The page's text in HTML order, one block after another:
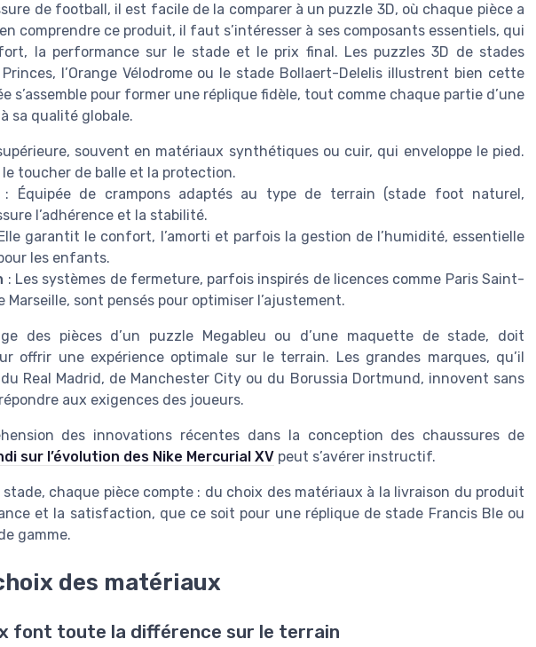
de football, il est facile de la comparer à un puzzle 3D, où chaque pièce a
comprendre ce produit, il faut s’intéresser à ses composants essentiels, qui
la performance sur le stade et le prix final. Les puzzles 3D de stades
l’Orange Vélodrome ou le stade Bollaert-Delelis illustrent bien cette
s’assemble pour former une réplique fidèle, tout comme chaque partie d’une
sa qualité globale.
souvent en matériaux synthétiques ou cuir, qui enveloppe le pied.
toucher de balle et la protection.
: Équipée de crampons adaptés au type de terrain (stade foot naturel,
l’adhérence et la stabilité.
garantit le confort, l’amorti et parfois la gestion de l’humidité, essentielle
les enfants.
: Les systèmes de fermeture, parfois inspirés de licences comme Paris Saint-
Marseille, sont pensés pour optimiser l’ajustement.
des pièces d’un puzzle Megableu ou d’une maquette de stade, doit
offrir une expérience optimale sur le terrain. Les grandes marques, qu’il
du Real Madrid, de Manchester City ou du Borussia Dortmund, innovent sans
aux exigences des joueurs.
des innovations récentes dans la conception des chaussures de
sur l’évolution des Nike Mercurial XV peut s’avérer instructif.
chaque pièce compte : du choix des matériaux à la livraison du produit
et la satisfaction, que ce soit pour une réplique de stade Francis Ble ou
gamme.
des matériaux
font toute la différence sur le terrain